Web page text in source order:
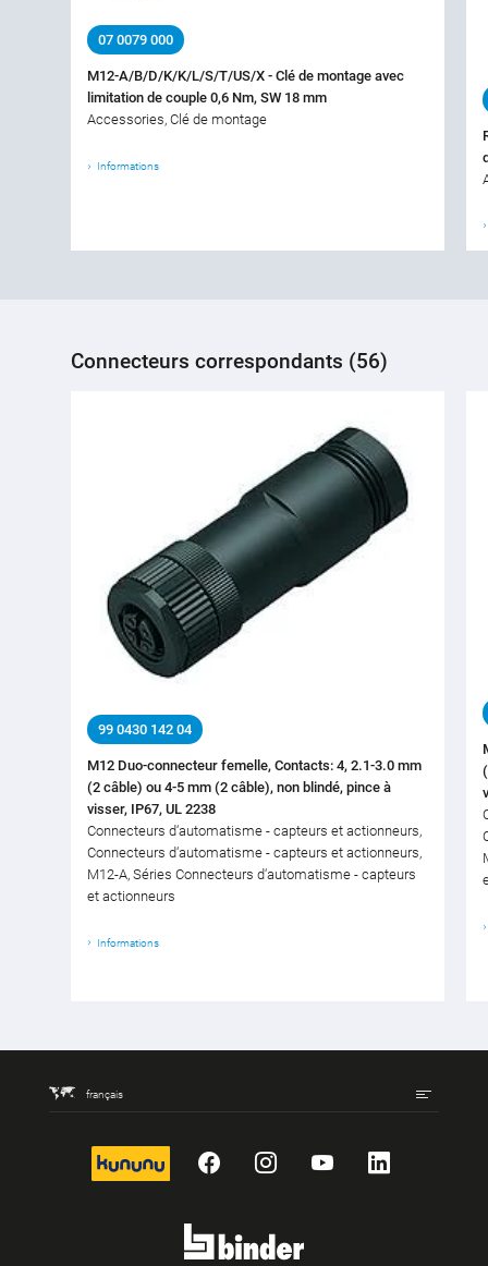
07 0079 000
M12-A/B/D/K/K/L/S/T/US/X - Clé de montage avec
limitation de couple 0,6 Nm, SW 18 mm
Accessories, Clé de montage
Informations
Connecteurs correspondants (56)
99 0430 142 04
M12 Duo-connecteur femelle, Contacts: 4, 2.1-3.0 mm
(2 câble) ou 4-5 mm (2 câble), non blindé, pince à
visser, IP67, UL 2238
Connecteurs d‘automatisme - capteurs et actionneurs,
Connecteurs d‘automatisme - capteurs et actionneurs,
M12-A, Séries Connecteurs d‘automatisme - capteurs
et actionneurs
Informations
français
kununu FacebookInstagram
YouTubeLinkedIn